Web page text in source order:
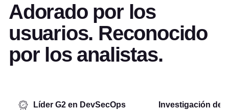
Adorado por los
usuarios. Reconocido
por los analistas.
Líder G2 en DevSecOps Investigación de